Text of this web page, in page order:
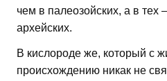
чем в палеозойских, а в
архейских.
В кислороде же, который с
происхождению никак не